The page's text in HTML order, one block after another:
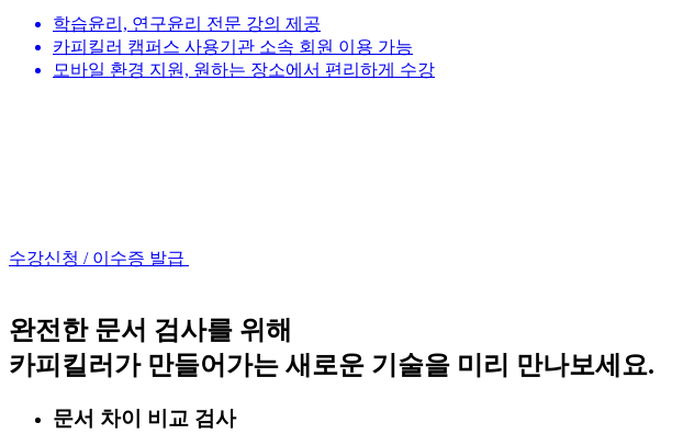
학습윤리, 연구윤리 전문 강의 제공
카피킬러 캠퍼스 사용기관 소속 회원 이용 가능
모바일 환경 지원, 원하는 장소에서 편리하게 수강
수강신청 / 이수증 발급
완전한 문서 검사를 위해
카피킬러가 만들어가는 새로운 기술을 미리 만나보세요.
문서 차이 비교 검사